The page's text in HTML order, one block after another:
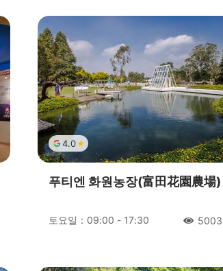
4.0
푸티엔 화원농장(富田花園農場)
토요일：09:00 - 17:30 人氣5003